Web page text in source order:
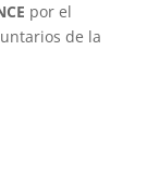
por el
de la